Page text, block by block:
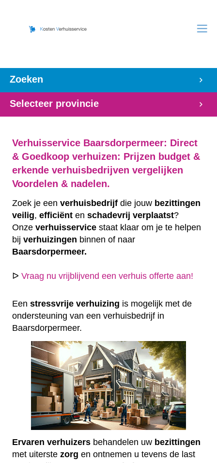
Zoeken
Selecteer provincie
Verhuisservice Baarsdorpermeer: Direct
& Goedkoop verhuizen: Prijzen budget &
erkende verhuisbedrijven vergelijken
Voordelen & nadelen.
Zoek je een verhuisbedrijf die jouw bezittingen
veilig, efficiënt en schadevrij verplaatst?
Onze verhuisservice staat klaar om je te helpen
bij verhuizingen binnen of naar
Baarsdorpermeer.
ᐅ Vraag nu vrijblijvend een verhuis offerte aan!
Een stressvrije verhuizing is mogelijk met de
ondersteuning van een verhuisbedrijf in
Baarsdorpermeer.
Ervaren verhuizers behandelen uw bezittingen
met uiterste zorg en ontnemen u tevens de last